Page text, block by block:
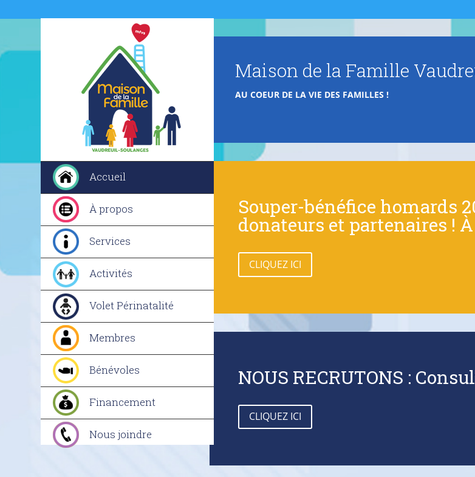
Accueil
À propos
Services
Activités
Volet Périnatalité
Membres
Bénévoles
Financement
Nous joindre
Maison de la Famille
AU COEUR DE LA VIE DES FAMILLES !
Souper-bénéfice homards
donateurs et partenaires !
CLIQUEZ ICI
NOUS RECRUTONS :
CLIQUEZ ICI